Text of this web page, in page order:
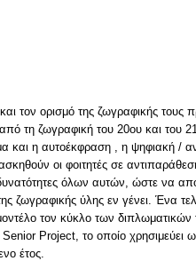
τον ορισμό της ζωγραφικής τους
τη ζωγραφική του 20ου και του
η αυτοέκφραση , η ψηφιακή /
οι φοιτητές σε
όλων αυτών, ώστε να
ζωγραφικής ύλης εν γένει. Ένα
τον κύκλο των διπλωματικών
Project, το οποίο χρησιμεύει
έτος.